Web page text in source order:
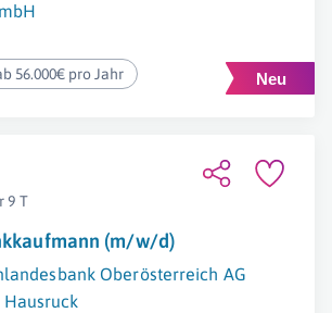
56.000€ pro Jahr
9 T
(m/w/d)
Oberösterreich AG